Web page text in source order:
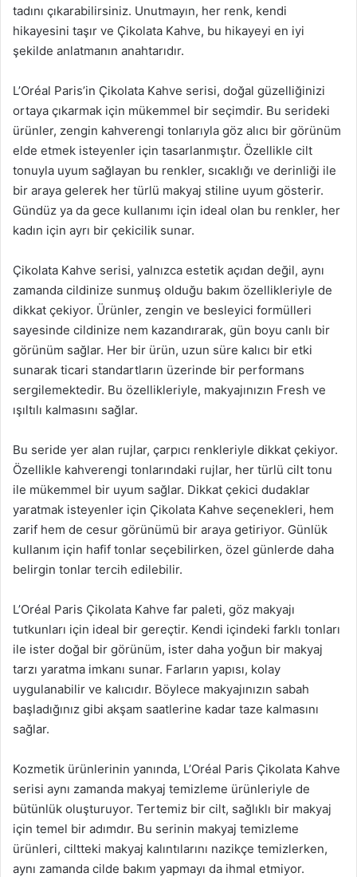
tadını çıkarabilirsiniz. Unutmayın, her renk, kendi
hikayesini taşır ve Çikolata Kahve, bu hikayeyi en iyi
şekilde anlatmanın anahtarıdır.
L’Oréal Paris’in Çikolata Kahve serisi, doğal güzelliğinizi
ortaya çıkarmak için mükemmel bir seçimdir. Bu serideki
ürünler, zengin kahverengi tonlarıyla göz alıcı bir görünüm
elde etmek isteyenler için tasarlanmıştır. Özellikle cilt
tonuyla uyum sağlayan bu renkler, sıcaklığı ve derinliği ile
bir araya gelerek her türlü makyaj stiline uyum gösterir.
Gündüz ya da gece kullanımı için ideal olan bu renkler, her
kadın için ayrı bir çekicilik sunar.
Çikolata Kahve serisi, yalnızca estetik açıdan değil, aynı
zamanda cildinize sunmuş olduğu bakım özellikleriyle de
dikkat çekiyor. Ürünler, zengin ve besleyici formülleri
sayesinde cildinize nem kazandırarak, gün boyu canlı bir
görünüm sağlar. Her bir ürün, uzun süre kalıcı bir etki
sunarak ticari standartların üzerinde bir performans
sergilemektedir. Bu özellikleriyle, makyajınızın Fresh ve
ışıltılı kalmasını sağlar.
Bu seride yer alan rujlar, çarpıcı renkleriyle dikkat çekiyor.
Özellikle kahverengi tonlarındaki rujlar, her türlü cilt tonu
ile mükemmel bir uyum sağlar. Dikkat çekici dudaklar
yaratmak isteyenler için Çikolata Kahve seçenekleri, hem
zarif hem de cesur görünümü bir araya getiriyor. Günlük
kullanım için hafif tonlar seçebilirken, özel günlerde daha
belirgin tonlar tercih edilebilir.
L’Oréal Paris Çikolata Kahve far paleti, göz makyajı
tutkunları için ideal bir gereçtir. Kendi içindeki farklı tonları
ile ister doğal bir görünüm, ister daha yoğun bir makyaj
tarzı yaratma imkanı sunar. Farların yapısı, kolay
uygulanabilir ve kalıcıdır. Böylece makyajınızın sabah
başladığınız gibi akşam saatlerine kadar taze kalmasını
sağlar.
Kozmetik ürünlerinin yanında, L’Oréal Paris Çikolata Kahve
serisi aynı zamanda makyaj temizleme ürünleriyle de
bütünlük oluşturuyor. Tertemiz bir cilt, sağlıklı bir makyaj
için temel bir adımdır. Bu serinin makyaj temizleme
ürünleri, ciltteki makyaj kalıntılarını nazikçe temizlerken,
aynı zamanda cilde bakım yapmayı da ihmal etmiyor.